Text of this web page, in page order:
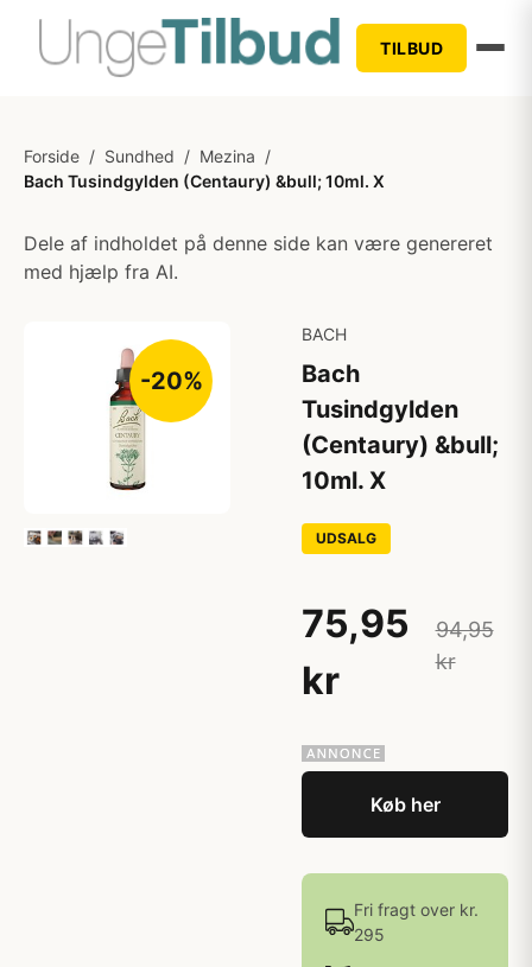
TILBUD
Forside / Sundhed / Mezina /
Bach Tusindgylden (Centaury) &bull; 10ml. X
Dele af indholdet på denne side kan være genereret
med hjælp fra AI.
-20%
BACH
Bach
Tusindgylden
(Centaury) &bull;
10ml. X
UDSALG
75,95
kr
94,95
kr
Køb her
Fri fragt over kr.
295